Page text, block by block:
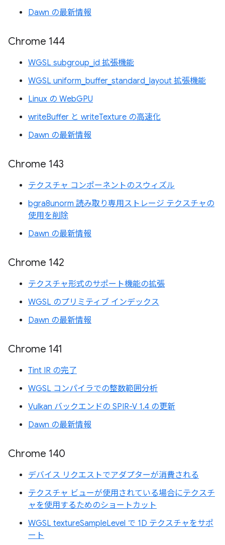
Dawn の最新情報
Chrome 144
WGSL subgroup_id 拡張機能
WGSL uniform_buffer_standard_layout 拡張機能
Linux の WebGPU
writeBuffer と writeTexture の高速化
Dawn の最新情報
Chrome 143
テクスチャ コンポーネントのスウィズル
bgra8unorm 読み取り専用ストレージ テクスチャの
使用を削除
Dawn の最新情報
Chrome 142
テクスチャ形式のサポート機能の拡張
WGSL のプリミティブ インデックス
Dawn の最新情報
Chrome 141
Tint IR の完了
WGSL コンパイラでの整数範囲分析
Vulkan バックエンドの SPIR-V 1.4 の更新
Dawn の最新情報
Chrome 140
デバイス リクエストでアダプターが消費される
テクスチャ ビューが使用されている場合にテクスチ
ャを使用するためのショートカット
WGSL textureSampleLevel で 1D テクスチャをサポ
ート